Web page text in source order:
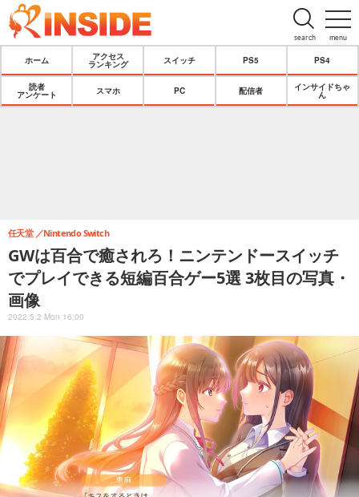
menu
search
ホーム
アクセス
ランキング
スイッチ PS5 PS4
読者
アンケート
スマホ PC 配信者
インサイドちゃ
ん
GWは百合で癒されろ！ニンテンドースイッチ
でプレイできる短編百合ゲー5選 3枚目の写真・
画像
任天堂 Nintendo Switch
2022.5.2 Mon 16:00